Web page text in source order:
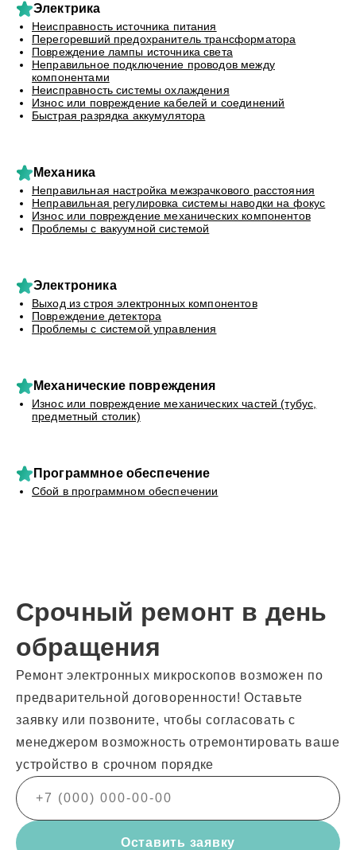
Электрика
Неисправность источника питания
Перегоревший предохранитель трансформатора
Повреждение лампы источника света
Неправильное подключение проводов между
компонентами
Неисправность системы охлаждения
Износ или повреждение кабелей и соединений
Быстрая разрядка аккумулятора
Механика
Неправильная настройка межзрачкового расстояния
Неправильная регулировка системы наводки на фокус
Износ или повреждение механических компонентов
Проблемы с вакуумной системой
Электроника
Выход из строя электронных компонентов
Повреждение детектора
Проблемы с системой управления
Механические повреждения
Износ или повреждение механических частей (тубус,
предметный столик)
Программное обеспечение
Сбой в программном обеспечении
Срочный ремонт в день
обращения
Ремонт электронных микроскопов возможен по
предварительной договоренности! Оставьте
заявку или позвоните, чтобы согласовать с
менеджером возможность отремонтировать ваше
устройство в срочном порядке
Оставить заявку